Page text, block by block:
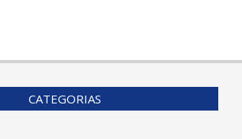
CATEGORIAS